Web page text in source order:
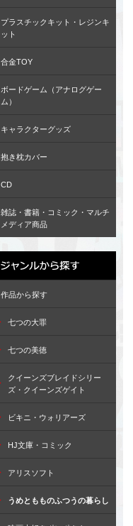
プラスチックキット・レジンキ
ット
合金TOY
ボードゲーム（アナログゲー
ム）
キャラクターグッズ
抱き枕カバー
CD
雑誌・書籍・コミック・マルチ
メディア商品
作品から探す
七つの大罪
七つの美徳
クイーンズブレイドシリー
ズ・クイーンズゲイト
ビキニ・ウォリアーズ
HJ文庫・コミック
アリスソフト
うめともものふつうの暮らし